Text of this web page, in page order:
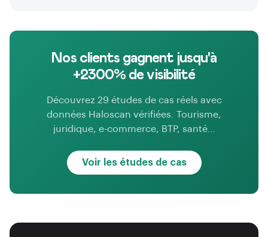
Nos clients gagnent jusqu'à
+2300% de visibilité
Découvrez 29 études de cas réels avec
données Haloscan vérifiées. Tourisme,
juridique, e-commerce, BTP, santé…
Voir les études de cas